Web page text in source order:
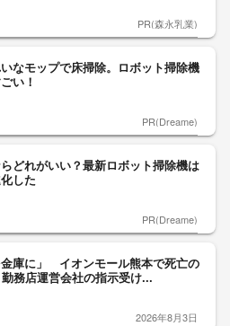
PR(森永乳業)
なモップで床掃除。ロボット掃除機
い！
PR(Dreame)
どれがいい？最新ロボット掃除機は
した
PR(Dreame)
金庫に」 イオンモール熊本で死亡の
務店運営会社の指示受け...
2026年8月3日